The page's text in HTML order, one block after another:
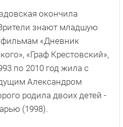
окончила
знают младшую
«Дневник
«Граф Крестовский»,
по 2010 год жила с
Александром
родила двоих детей -
(1998).